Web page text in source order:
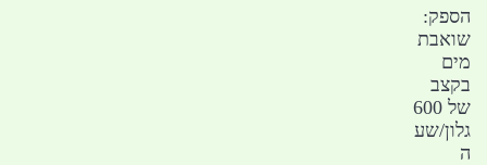
הספק:
שואבת
מים
בקצב
של 600
גלון/שע
ה